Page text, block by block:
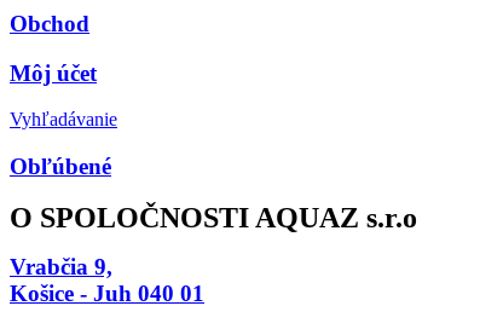
Obchod
Môj účet
Vyhľadávanie
Obľúbené
O SPOLOČNOSTI AQUAZ s.r.o
Vrabčia 9,
Košice - Juh 040 01